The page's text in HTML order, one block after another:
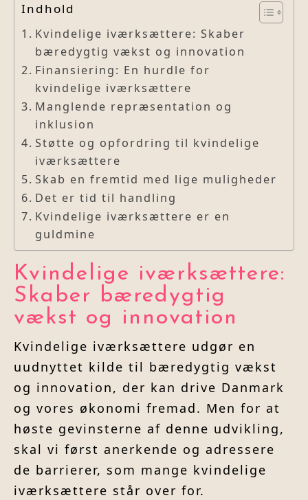
Indhold
Kvindelige iværksættere: Skaber
bæredygtig vækst og innovation
Finansiering: En hurdle for
kvindelige iværksættere
Manglende repræsentation og
inklusion
Støtte og opfordring til kvindelige
iværksættere
Skab en fremtid med lige muligheder
Det er tid til handling
Kvindelige iværksættere er en
guldmine
Kvindelige iværksættere:
Skaber bæredygtig
vækst og innovation
Kvindelige iværksættere udgør en
uudnyttet kilde til bæredygtig vækst
og innovation, der kan drive Danmark
og vores økonomi fremad. Men for at
høste gevinsterne af denne udvikling,
skal vi først anerkende og adressere
de barrierer, som mange kvindelige
iværksættere står over for.